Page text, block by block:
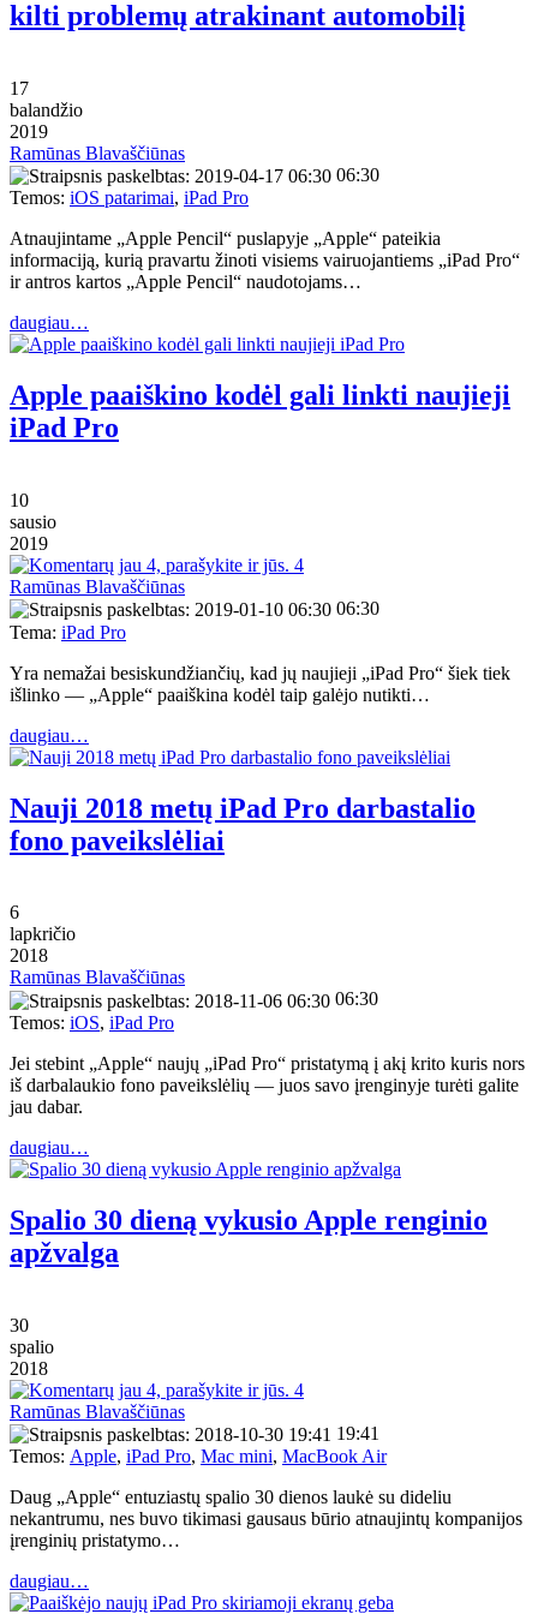
kilti problemų atrakinant automobilį
17
balandžio
2019
Ramūnas Blavaščiūnas
06:30
Temos: iOS patarimai, iPad Pro
Atnaujintame „Apple Pencil“ puslapyje „Apple“ pateikia
informaciją, kurią pravartu žinoti visiems vairuojantiems „iPad Pro“
ir antros kartos „Apple Pencil“ naudotojams…
daugiau…
Apple paaiškino kodėl gali linkti naujieji
iPad Pro
10
sausio
2019
4
Ramūnas Blavaščiūnas
06:30
Tema: iPad Pro
Yra nemažai besiskundžiančių, kad jų naujieji „iPad Pro“ šiek tiek
išlinko — „Apple“ paaiškina kodėl taip galėjo nutikti…
daugiau…
Nauji 2018 metų iPad Pro darbastalio
fono paveikslėliai
6
lapkričio
2018
Ramūnas Blavaščiūnas
06:30
Temos: iOS, iPad Pro
Jei stebint „Apple“ naujų „iPad Pro“ pristatymą į akį krito kuris nors
iš darbalaukio fono paveikslėlių — juos savo įrenginyje turėti galite
jau dabar.
daugiau…
Spalio 30 dieną vykusio Apple renginio
apžvalga
30
spalio
2018
4
Ramūnas Blavaščiūnas
19:41
Temos: Apple, iPad Pro, Mac mini, MacBook Air
Daug „Apple“ entuziastų spalio 30 dienos laukė su dideliu
nekantrumu, nes buvo tikimasi gausaus būrio atnaujintų kompanijos
įrenginių pristatymo…
daugiau…